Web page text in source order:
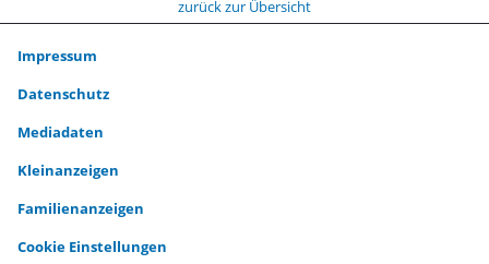
zurück zur Übersicht
Impressum
Datenschutz
Mediadaten
Kleinanzeigen
Familienanzeigen
Cookie Einstellungen